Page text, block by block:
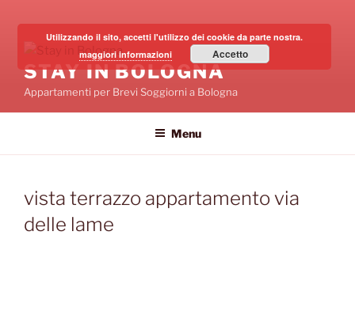
contenuto
STAY IN BOLOGNA
Appartamenti per Brevi Soggiorni a Bologna
Menu
vista terrazzo appartamento via
delle lame
Utilizzando il sito, accetti l'utilizzo dei cookie da parte nostra.
maggiori informazioni
Accetto